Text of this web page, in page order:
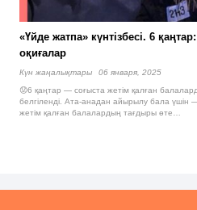
«Үйде жатпа» күнтізбесі. 6
оқиғалар
Күн жаңалықтары
06 января, 2025
😟6 қаңтар — соғыста жетім қалған
белгіленді. Ата-анадан айырылу бала үшін
жетім қалған балалардың тағдыры өте…